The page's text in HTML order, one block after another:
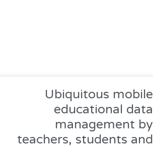
Ubiquitous mobile
educational data
management by
teachers, students and